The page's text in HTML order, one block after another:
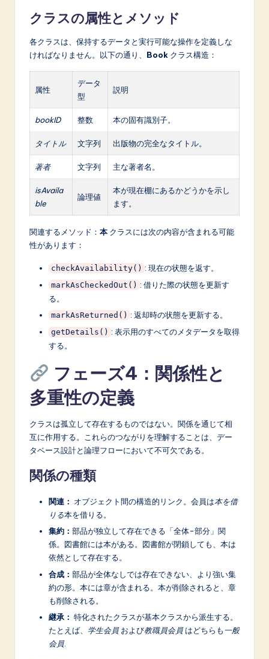
クラスの属性とメソッド
各クラスは、保持するデータと実行可能な操作を定義しな
ければなりません。以下の通り、 Book クラス構造：
属性
データ
型
説明
bookID 整数 本の固有識別子。
タイトル 文字列 出版物の完全なタイトル。
著者 文字列 主な著者名。
isAvaila
ble
論理値
本が現在棚にあるかどうかを示し
ます。
関連するメソッド： 本 クラスには次の内容が含まれる可能
性があります：
checkAvailability() : 現在の状態を返す。
markAsCheckedOut() : 借りた際の状態を更新す
る。
markAsReturned() : 返却時の状態を更新する。
getDetails() : 表示用のすべてのメタデータを取得
する。
フェーズ4：関係性と
多重性の定義
クラスは孤立して存在するものではない。関係を通じて相
互に作用する。これらのつながりを理解することは、デー
タベース設計と論理フローにおいて不可欠である。
関係の種類
関連： オブジェクト間の構造的リンク。会員は本を借
りる本を借りる。
集約： 部品が独立して存在できる「全体-部分」関
係。図書館には本がある。図書館が閉鎖しても、本は
依然として存在する。
合成： 部品が全体なしでは存在できない、より強い集
約の形。本には章が含まれる。本が削除されると、章
も削除される。
継承： 特化されたクラスが基本クラスから派生する。
たとえば、 学生会員 および教職員会員 はどちらも一般
会員